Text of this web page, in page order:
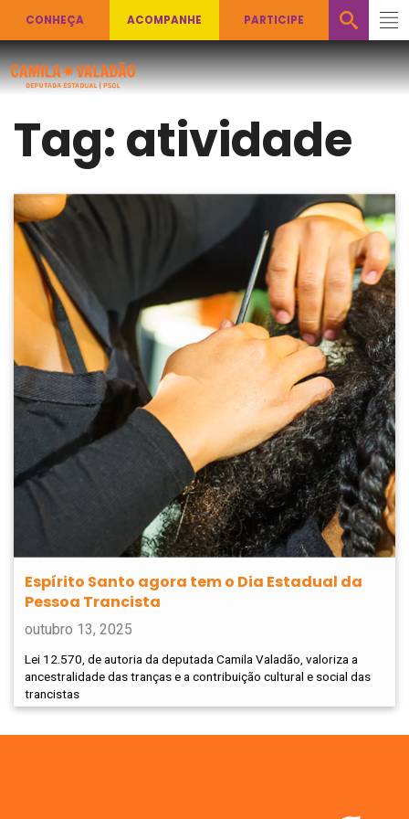
CONHEÇA ACOMPANHE PARTICIPE
Tag:atividade
Espírito Santo agora tem o Dia Estadual da
Pessoa Trancista
outubro 13, 2025
Lei 12.570, de autoria da deputada Camila Valadão, valoriza a
ancestralidade das tranças e a contribuição cultural e social das
trancistas